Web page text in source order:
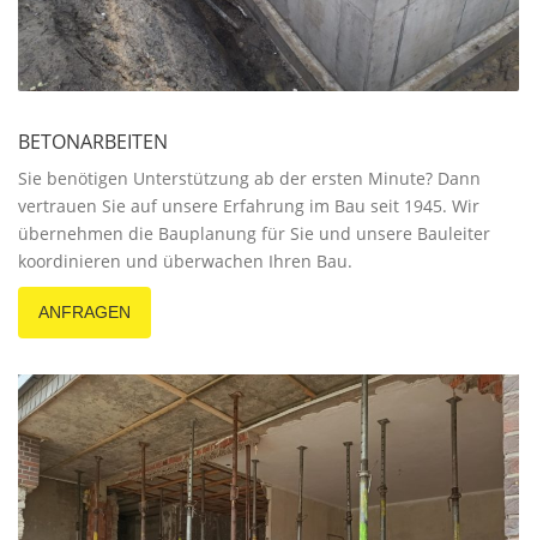
BETONARBEITEN
Sie benötigen Unterstützung ab der ersten Minute? Dann
vertrauen Sie auf unsere Erfahrung im Bau seit 1945. Wir
übernehmen die Bauplanung für Sie und unsere Bauleiter
koordinieren und überwachen Ihren Bau.
ANFRAGEN